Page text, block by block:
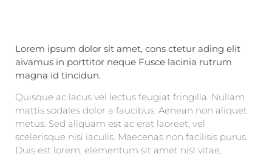
Lorem ipsum dolor sit amet, cons ctetur ading elit
aivamus in porttitor neque Fusce lacinia rutrum
magna id tincidun.
Quisque ac lacus vel lectus feugiat fringilla. Nullam
mattis sodales dolor a faucibus. Aenean non aliquet
metus. Sed aliquam est ac erat laoreet, vel
scelerisque nisi iaculis. Maecenas non facilisis purus.
Duis est lorem, elementum sit amet nisl vitae,